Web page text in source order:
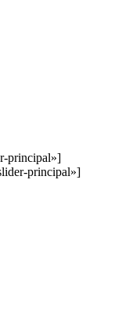
principal»]
principal»]